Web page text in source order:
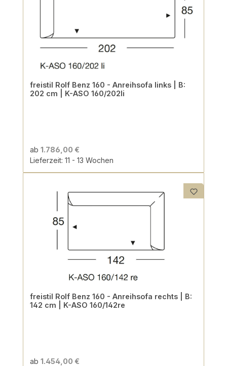
freistil Rolf Benz 160 - Anreihsofa links | B:
202 cm | K-ASO 160/202li
ab 1.786,00 €
Lieferzeit: 11 - 13 Wochen
freistil Rolf Benz 160 - Anreihsofa rechts | B:
142 cm | K-ASO 160/142re
ab 1.454,00 €